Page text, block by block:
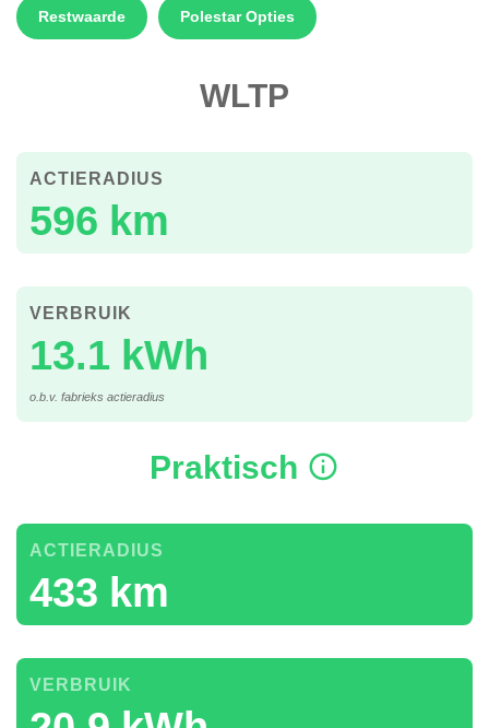
Restwaarde Polestar Opties
WLTP
596 km
ACTIERADIUS
13.1 kWh
VERBRUIK
o.b.v. fabrieks actieradius
Praktisch
433 km
ACTIERADIUS
VERBRUIK